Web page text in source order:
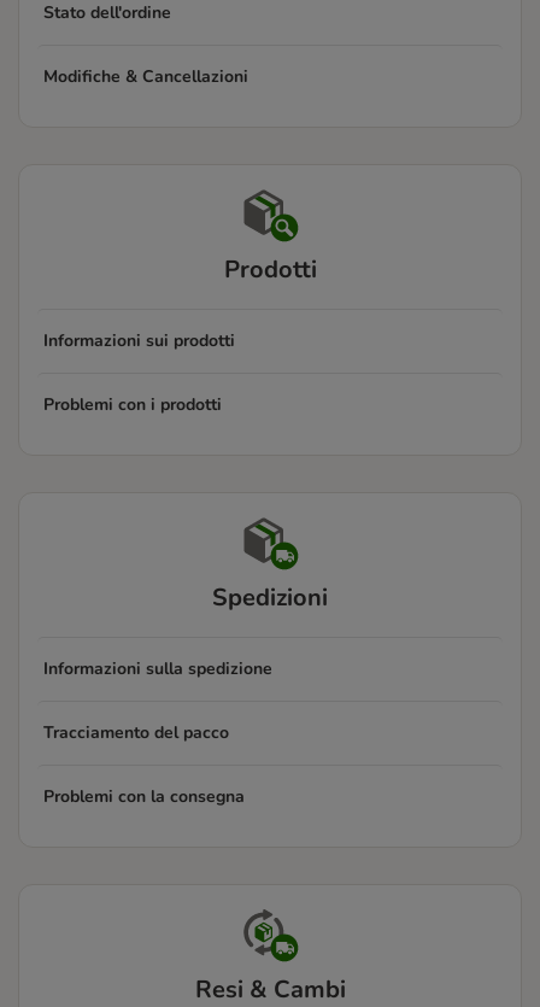
Stato dell'ordine
Modifiche & Cancellazioni
Prodotti
Informazioni sui prodotti
Problemi con i prodotti
Spedizioni
Informazioni sulla spedizione
Tracciamento del pacco
Problemi con la consegna
Resi & Cambi